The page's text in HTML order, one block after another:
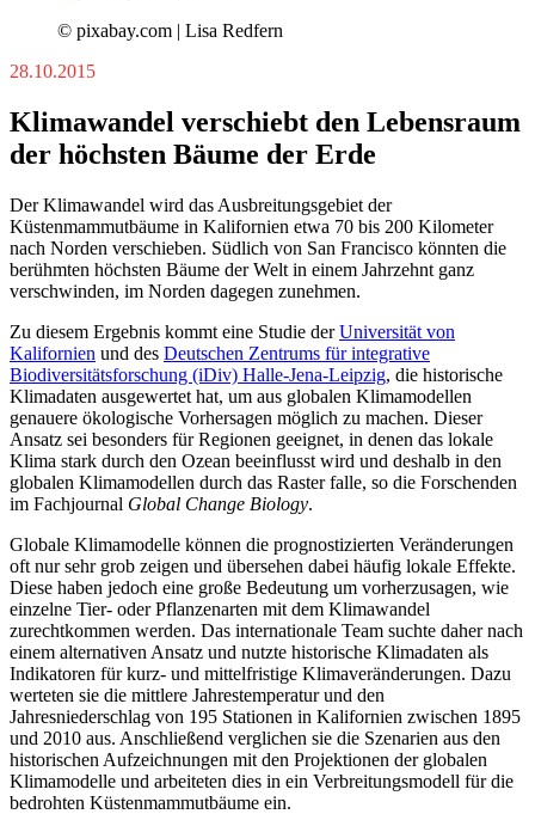
© pixabay.com | Lisa Redfern
28.10.2015
Klimawandel verschiebt den Lebensraum
der höchsten Bäume der Erde
Der Klimawandel wird das Ausbreitungsgebiet der
Küstenmammutbäume in Kalifornien etwa 70 bis 200 Kilometer
nach Norden verschieben. Südlich von San Francisco könnten die
berühmten höchsten Bäume der Welt in einem Jahrzehnt ganz
verschwinden, im Norden dagegen zunehmen.
Zu diesem Ergebnis kommt eine Studie derUniversität von
Kalifornien und des Deutschen Zentrums für integrative
Biodiversitätsforschung (iDiv) Halle-Jena-Leipzig, die historische
Klimadaten ausgewertet hat, um aus globalen Klimamodellen
genauere ökologische Vorhersagen möglich zu machen. Dieser
Ansatz sei besonders für Regionen geeignet, in denen das lokale
Klima stark durch den Ozean beeinflusst wird und deshalb in den
globalen Klimamodellen durch das Raster falle, so die Forschenden
im Fachjournal Global Change Biology.
Globale Klimamodelle können die prognostizierten Veränderungen
oft nur sehr grob zeigen und übersehen dabei häufig lokale Effekte.
Diese haben jedoch eine große Bedeutung um vorherzusagen, wie
einzelne Tier- oder Pflanzenarten mit dem Klimawandel
zurechtkommen werden. Das internationale Team suchte daher nach
einem alternativen Ansatz und nutzte historische Klimadaten als
Indikatoren für kurz- und mittelfristige Klimaveränderungen. Dazu
werteten sie die mittlere Jahrestemperatur und den
Jahresniederschlag von 195 Stationen in Kalifornien zwischen 1895
und 2010 aus. Anschließend verglichen sie die Szenarien aus den
historischen Aufzeichnungen mit den Projektionen der globalen
Klimamodelle und arbeiteten dies in ein Verbreitungsmodell für die
bedrohten Küstenmammutbäume ein.